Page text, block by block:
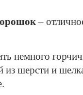
–
немного
из шерсти и